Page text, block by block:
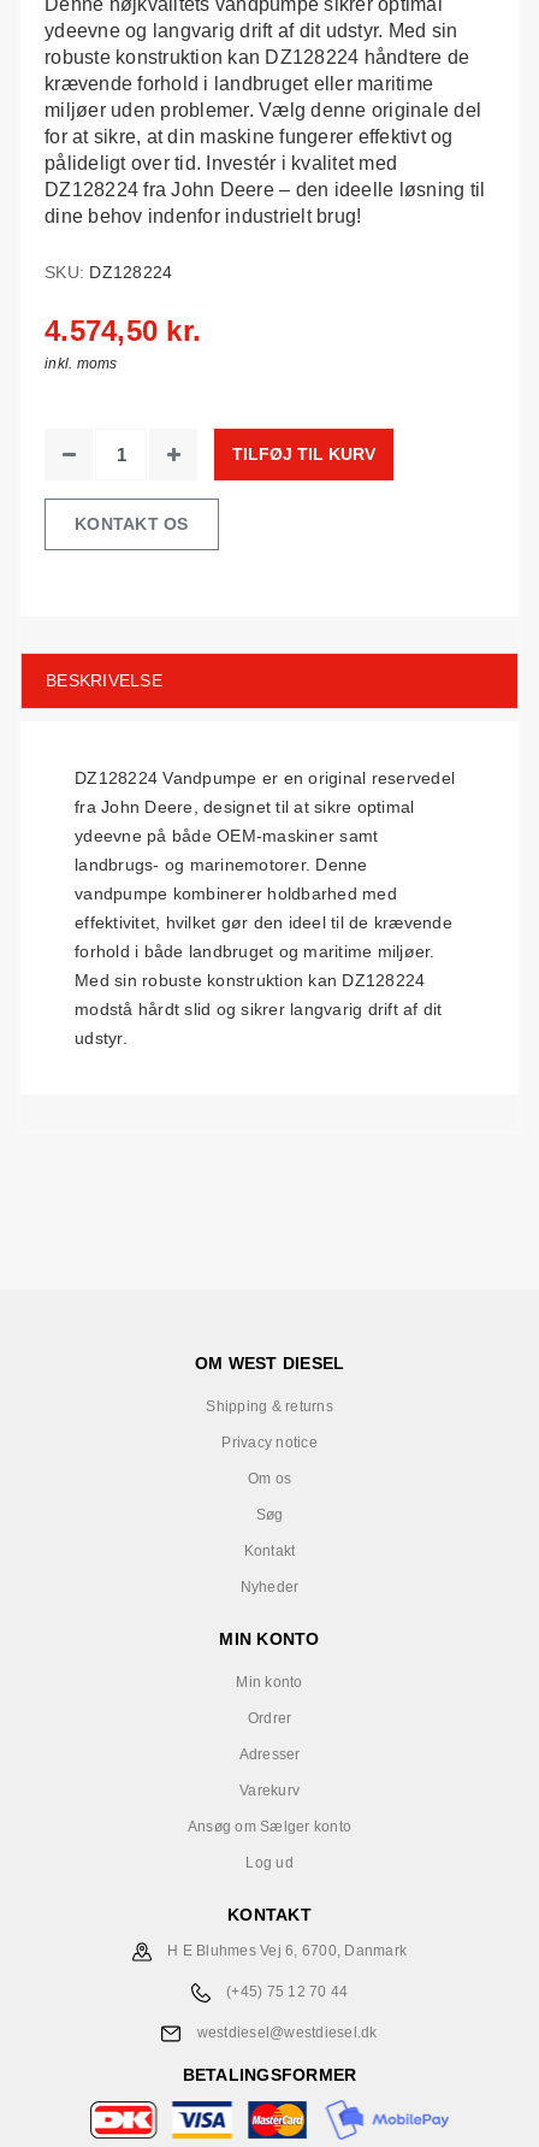
Denne højkvalitets vandpumpe sikrer optimal
ydeevne og langvarig drift af dit udstyr. Med sin
robuste konstruktion kan DZ128224 håndtere de
krævende forhold i landbruget eller maritime
miljøer uden problemer. Vælg denne originale del
for at sikre, at din maskine fungerer effektivt og
pålideligt over tid. Investér i kvalitet med
DZ128224 fra John Deere – den ideelle løsning til
dine behov indenfor industrielt brug!
SKU: DZ128224
4.574,50 kr.
inkl. moms
TILFØJ TIL KURV
KONTAKT OS
BESKRIVELSE
DZ128224 Vandpumpe er en original reservedel
fra John Deere, designet til at sikre optimal
ydeevne på både OEM-maskiner samt
landbrugs- og marinemotorer. Denne
vandpumpe kombinerer holdbarhed med
effektivitet, hvilket gør den ideel til de krævende
forhold i både landbruget og maritime miljøer.
Med sin robuste konstruktion kan DZ128224
modstå hårdt slid og sikrer langvarig drift af dit
udstyr.
OM WEST DIESEL
Shipping & returns
Privacy notice
Om os
Søg
Kontakt
Nyheder
MIN KONTO
Min konto
Ordrer
Adresser
Varekurv
Ansøg om Sælger konto
Log ud
KONTAKT
H E Bluhmes Vej 6, 6700, Danmark
(+45) 75 12 70 44
westdiesel@westdiesel.dk
BETALINGSFORMER